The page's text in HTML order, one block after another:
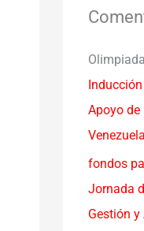
Apoyo de
Venezuela
fondos
Jornada
Gestión